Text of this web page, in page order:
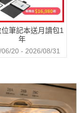
筆記本送月讀包1
年
20 - 2026/08/31